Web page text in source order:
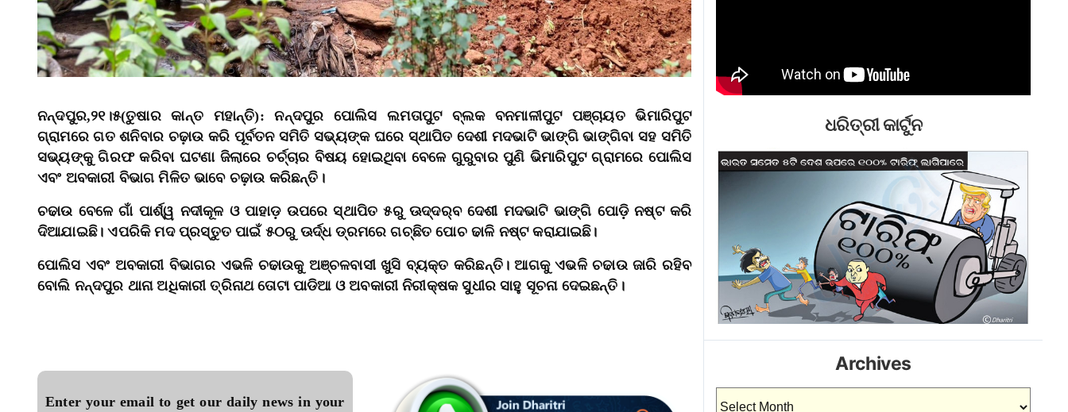
ନନ୍ଦପୁର,୨୧।୫(ତୁଷାର କାନ୍ତ ମହାନ୍ତି): ନନ୍ଦପୁର ପୋଲିସ ଲମତାପୁଟ ବ୍ଲକ ବନମାଳୀପୁଟ ପଞ୍ଚାୟତ ଭିମାରିପୁଟ
ଗ୍ରାମରେ ଗତ ଶନିବାର ଚଢ଼ାଉ କରି ପୂର୍ବତନ ସମିତି ସଭ୍ୟଙ୍କ ଘରେ ସ୍ଥାପିତ ଦେଶୀ ମଦଭାଟି ଭାଙ୍ଗି ଭାଙ୍ଗିବା ସହ ସମିତି
ସଭ୍ୟଙ୍କୁ ଗିରଫ କରିବା ଘଟଣା ଜିଲାରେ ଚର୍ଚ୍ଚାର ବିଷୟ ହୋଇଥିବା ବେଳେ ଗୁରୁବାର ପୁଣି ଭିମାରିପୁଟ ଗ୍ରାମରେ ପୋଲିସ
ଏବଂ ଅବକାରୀ ବିଭାଗ ମିଳିତ ଭାବେ ଚଢ଼ାଉ କରିଛନ୍ତି।
ଚଢାଉ ବେଳେ ଗାଁ ପାର୍ଶ୍ୱ ନଦୀକୂଳ ଓ ପାହାଡ଼ ଉପରେ ସ୍ଥାପିତ ୫ରୁ ଊଦ୍ଦର୍‌ବ ଦେଶୀ ମଦଭାଟି ଭାଙ୍ଗି ପୋଡ଼ି ନଷ୍ଟ କରି
ଦିଆଯାଇଛି। ଏପରିକି ମଦ ପ୍ରସ୍ତୁତ ପାଇଁ ୫୦ରୁ ଊର୍ଦ୍ଧ ଡ୍ରମରେ ଗଚ୍ଛିତ ପୋଚ ଢାଳି ନଷ୍ଟ କରାଯାଇଛି।
ପୋଲିସ ଏବଂ ଅବକାରୀ ବିଭାଗର ଏଭଳି ଚଢାଉକୁ ଅଞ୍ଚଳବାସୀ ଖୁସି ବ୍ୟକ୍ତ କରିଛନ୍ତି। ଆଗକୁ ଏଭଳି ଚଢାଉ ଜାରି ରହିବ
ବୋଲି ନନ୍ଦପୁର ଥାନା ଅଧିକାରୀ ତ୍ରିନାଥ ତୋଟା ପାଡିଆ ଓ ଅବକାରୀ ନିରୀକ୍ଷକ ସୁଧୀର ସାହୁ ସୂଚନା ଦେଇଛନ୍ତି।
Enter your email to get our daily news in your
ଧରିତ୍ରୀ କାର୍ଟୁନ
Archives
Archives